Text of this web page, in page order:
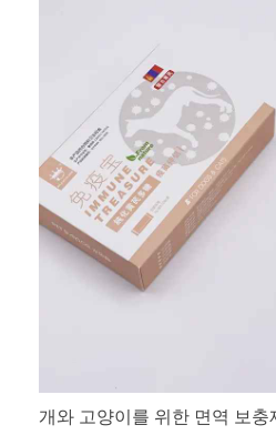
개와 고양이를 위한 면역 보충